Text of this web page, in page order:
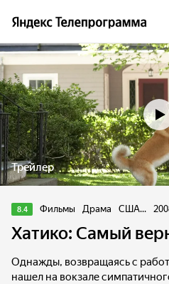
Трейлер
8.4 Фильмы Драма США...
Хатико: Самый
Однажды, возвращаясь с
нашел на вокзале